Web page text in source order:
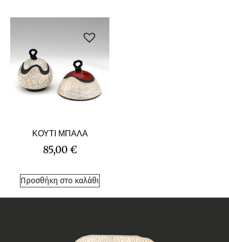
ΚΟΥΤΙ ΜΠΑΛΑ
85,00 €
Προσθήκη στο καλάθι